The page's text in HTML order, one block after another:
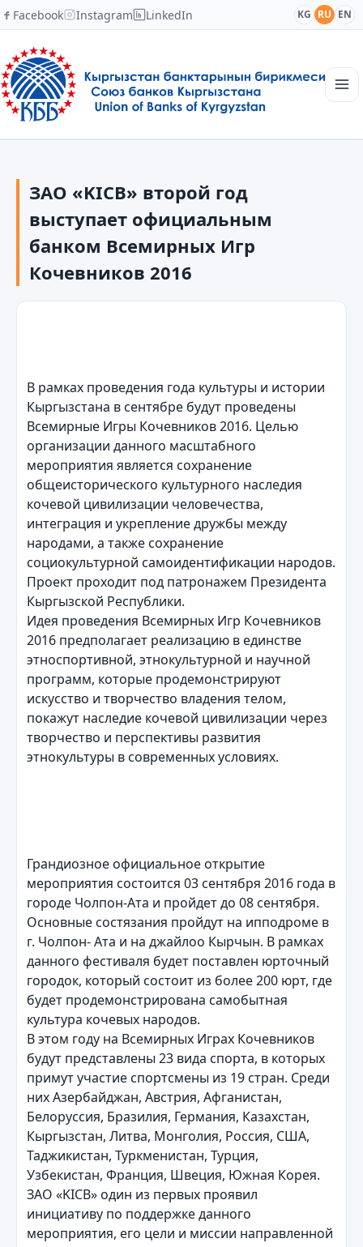
Facebook Instagram LinkedIn KG RU EN
Новости
Академия
Члены и партнеры
Сотрудничество
Контакты
ЗАО «KICB» второй год
выступает официальным
банком Всемирных Игр
Кочевников 2016
В рамках проведения года культуры и истории
Кыргызстана в сентябре будут проведены
Всемирные Игры Кочевников 2016. Целью
организации данного масштабного
мероприятия является сохранение
общеисторического культурного наследия
кочевой цивилизации человечества,
интеграция и укрепление дружбы между
народами, а также сохранение
социокультурной самоидентификации народов.
Проект проходит под патронажем Президента
Кыргызской Республики.
Идея проведения Всемирных Игр Кочевников
2016 предполагает реализацию в единстве
этноспортивной, этнокультурной и научной
программ, которые продемонстрируют
искусство и творчество владения телом,
покажут наследие кочевой цивилизации через
творчество и перспективы развития
этнокультуры в современных условиях.
Грандиозное официальное открытие
мероприятия состоится 03 сентября 2016 года в
городе Чолпон-Ата и пройдет до 08 сентября.
Основные состязания пройдут на ипподроме в
г. Чолпон- Ата и на джайлоо Кырчын. В рамках
данного фестиваля будет поставлен юрточный
городок, который состоит из более 200 юрт, где
будет продемонстрирована самобытная
культура кочевых народов.
В этом году на Всемирных Играх Кочевников
будут представлены 23 вида спорта, в которых
примут участие спортсмены из 19 стран. Среди
них Азербайджан, Австрия, Афганистан,
Белоруссия, Бразилия, Германия, Казахстан,
Кыргызстан, Литва, Монголия, Россия, США,
Таджикистан, Туркменистан, Турция,
Узбекистан, Франция, Швеция, Южная Корея.
ЗАО «KICB» один из первых проявил
инициативу по поддержке данного
мероприятия, его цели и миссии направленной